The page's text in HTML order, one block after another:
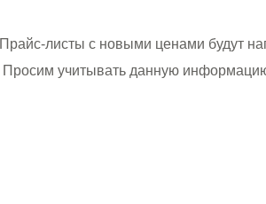
Прайс-листы с новыми ценами будут
Просим учитывать данную